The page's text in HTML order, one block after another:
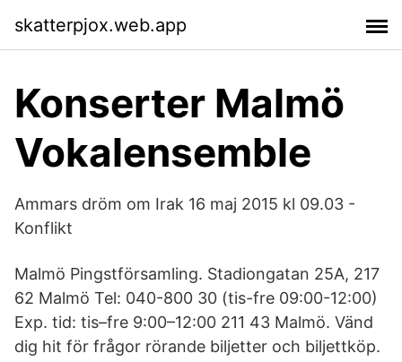
skatterpjox.web.app
Konserter Malmö
Vokalensemble
Ammars dröm om Irak 16 maj 2015 kl 09.03 -
Konflikt
Malmö Pingstförsamling. Stadiongatan 25A, 217
62 Malmö Tel: 040-800 30 (tis-fre 09:00-12:00)
Exp. tid: tis–fre 9:00–12:00 211 43 Malmö. Vänd
dig hit för frågor rörande biljetter och biljettköp.